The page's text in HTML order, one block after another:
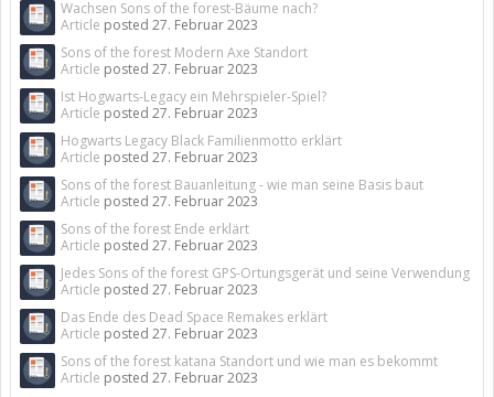
Wachsen Sons of the forest-Bäume nach?
Article posted 27. Februar 2023
Sons of the forest Modern Axe Standort
Article posted 27. Februar 2023
Ist Hogwarts-Legacy ein Mehrspieler-Spiel?
Article posted 27. Februar 2023
Hogwarts Legacy Black Familienmotto erklärt
Article posted 27. Februar 2023
Sons of the forest Bauanleitung - wie man seine Basis baut
Article posted 27. Februar 2023
Sons of the forest Ende erklärt
Article posted 27. Februar 2023
Jedes Sons of the forest GPS-Ortungsgerät und seine Verwendung
Article posted 27. Februar 2023
Das Ende des Dead Space Remakes erklärt
Article posted 27. Februar 2023
Sons of the forest katana Standort und wie man es bekommt
Article posted 27. Februar 2023